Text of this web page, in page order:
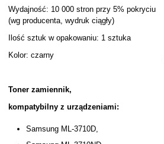
Wydajność: 10 000 stron przy 5% pokryciu
(wg producenta, wydruk ciągły)
Ilość sztuk w opakowaniu: 1 sztuka
Kolor: czarny
Toner zamiennik,
kompatybilny z urządzeniami:
Samsung ML-3710D,